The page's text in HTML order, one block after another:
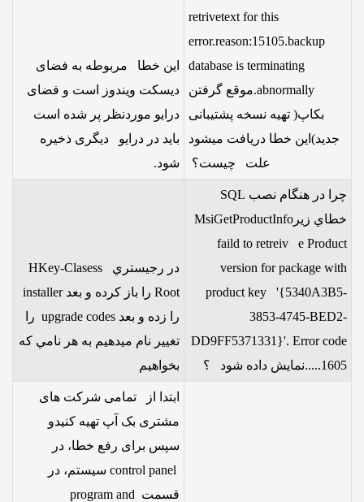
retrivetext for this
error.reason:15105.backup
database is terminating
abnormally.موقع گرفتن
بکاپ( تهیه نسخه پشتیبانی
جدید)این خطا دریافت میشود
علت چیست؟
این خطا مربوطه به فضای
دیسکت ویندوز است و فضای
درایو موردنظر پر شده است
باید در درایو دیگری ذخیره
شود.
چرا در هنگام نصب SQL
خطاي زيرMsiGetProductInfo
faild to retreiv e Product
version for package with
product key '{5340A3B5-
3853-4745-BED2-
DD9FF5371331}'. Error code
1605.....نمايش داده شود ؟
در رجيستري HKey-Clasess
Root را باز كرده و بعد installer
را زده و بعد upgrade codes را
تغيير نام ميدهيم به هر نامي كه
بخواهيم
ابتدا از تمامی شرکت های
مشتری بک آپ تهیه کنیدو
سپس برای رفع خطا، در
control panel سیستم، در
قسمت program and